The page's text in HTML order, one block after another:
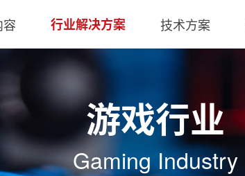
行业解决方案 技术方案
游戏行业
Gaming Industry